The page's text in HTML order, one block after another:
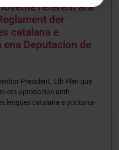
referent ara
der
catalana e
Deputacion de
President, Eth Plen que
era aprobacion deth
lengües catalana e occitana-